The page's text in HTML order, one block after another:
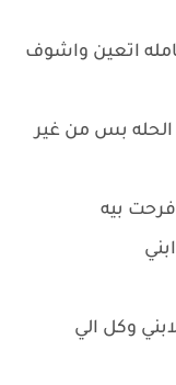
اتعين واشوف
بس من غير
بيه
وكل الي